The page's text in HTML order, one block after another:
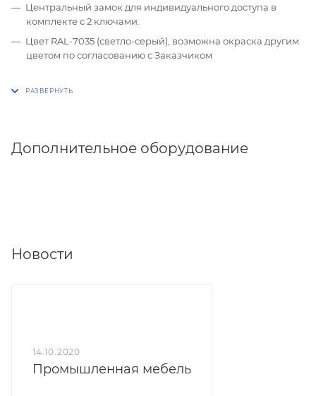
Центральный замок для индивидуального доступа в
комплекте с 2 ключами.
Цвет RAL-7035 (светло-серый), возможна окраска другим
цветом по согласованию с Заказчиком
Дополнительное оборудование
Новости
14.10.2020
Промышленная мебель